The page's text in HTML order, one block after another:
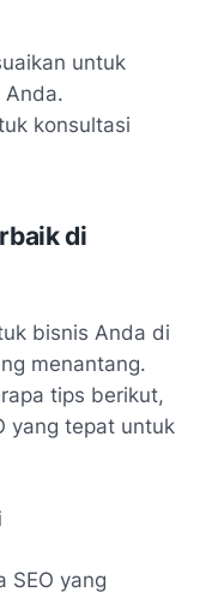
untuk
Anda.
konsultasi
di
bisnis Anda di
menantang.
tips berikut,
yang tepat untuk
SEO yang